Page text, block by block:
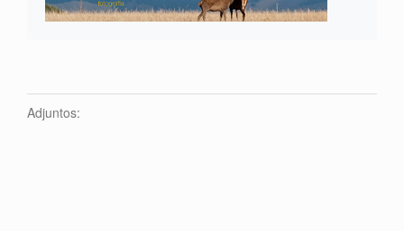
Adjuntos: